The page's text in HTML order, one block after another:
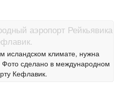
исландском климате, нужна
сделано в международном
Кефлавик.